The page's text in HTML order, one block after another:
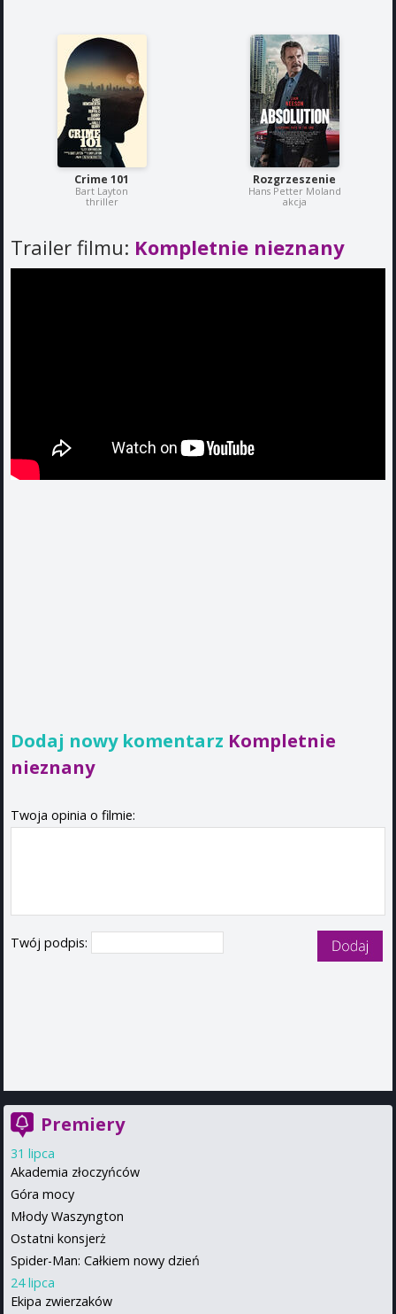
Crime 101
Bart Layton
thriller
Rozgrzeszenie
Hans Petter Moland
akcja
Trailer filmu: Kompletnie nieznany
Dodaj nowy komentarz Kompletnie
nieznany
Twoja opinia o filmie:
Twój podpis:
Premiery
31 lipca
Akademia złoczyńców
Góra mocy
Młody Waszyngton
Ostatni konsjerż
Spider-Man: Całkiem nowy dzień
24 lipca
Ekipa zwierzaków